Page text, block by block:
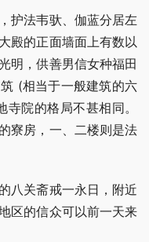
护法韦驮、伽蓝分居左
殿的正面墙面上有数以
明，供善男信女种福田
(相当于一般建筑的六
院的格局不甚相同。
寮房，一、二楼则是法
八关斋戒一永日，附近
区的信众可以前一天来